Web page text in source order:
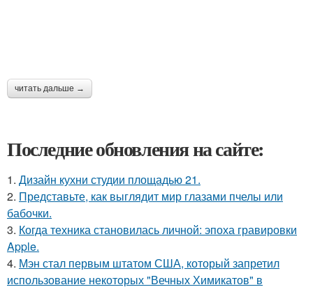
читать дальше →
Последние обновления на сайте:
1. Дизайн кухни студии площадью 21.
2. Представьте, как выглядит мир глазами пчелы или
бабочки.
3. Когда техника становилась личной: эпоха гравировки
Apple.
4. Мэн стал первым штатом США, который запретил
использование некоторых "Вечных Химикатов" в